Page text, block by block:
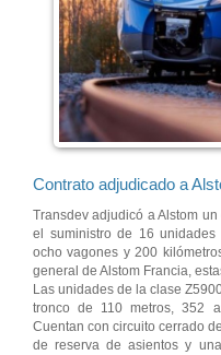
Contrato adjudicado a
Transdev adjudicó a Alstom
el suministro de 16 unidades
ocho vagones y 200
general de Alstom Francia,
Las unidades de la clase
tronco de 110 metros, 352
Cuentan con circuito cerrado
de reserva de asientos y